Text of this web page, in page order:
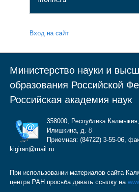
Вход на сайт
Министерство науки и
образования Российской
Российская академия наук
358000, Республика
Илишкина, д. 8
Приемная: (84722) 3-55-06,
kigiran@mail.ru
При использовании материалов сайта
центра РАН просьба давать ссылку на